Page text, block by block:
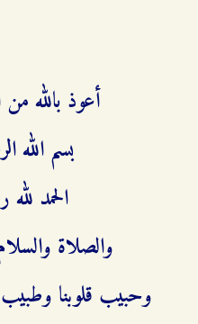
أعوذ بالله
بسم الله
الحمد لله
والصلاة
وحبيب قلوبنا وطبيب